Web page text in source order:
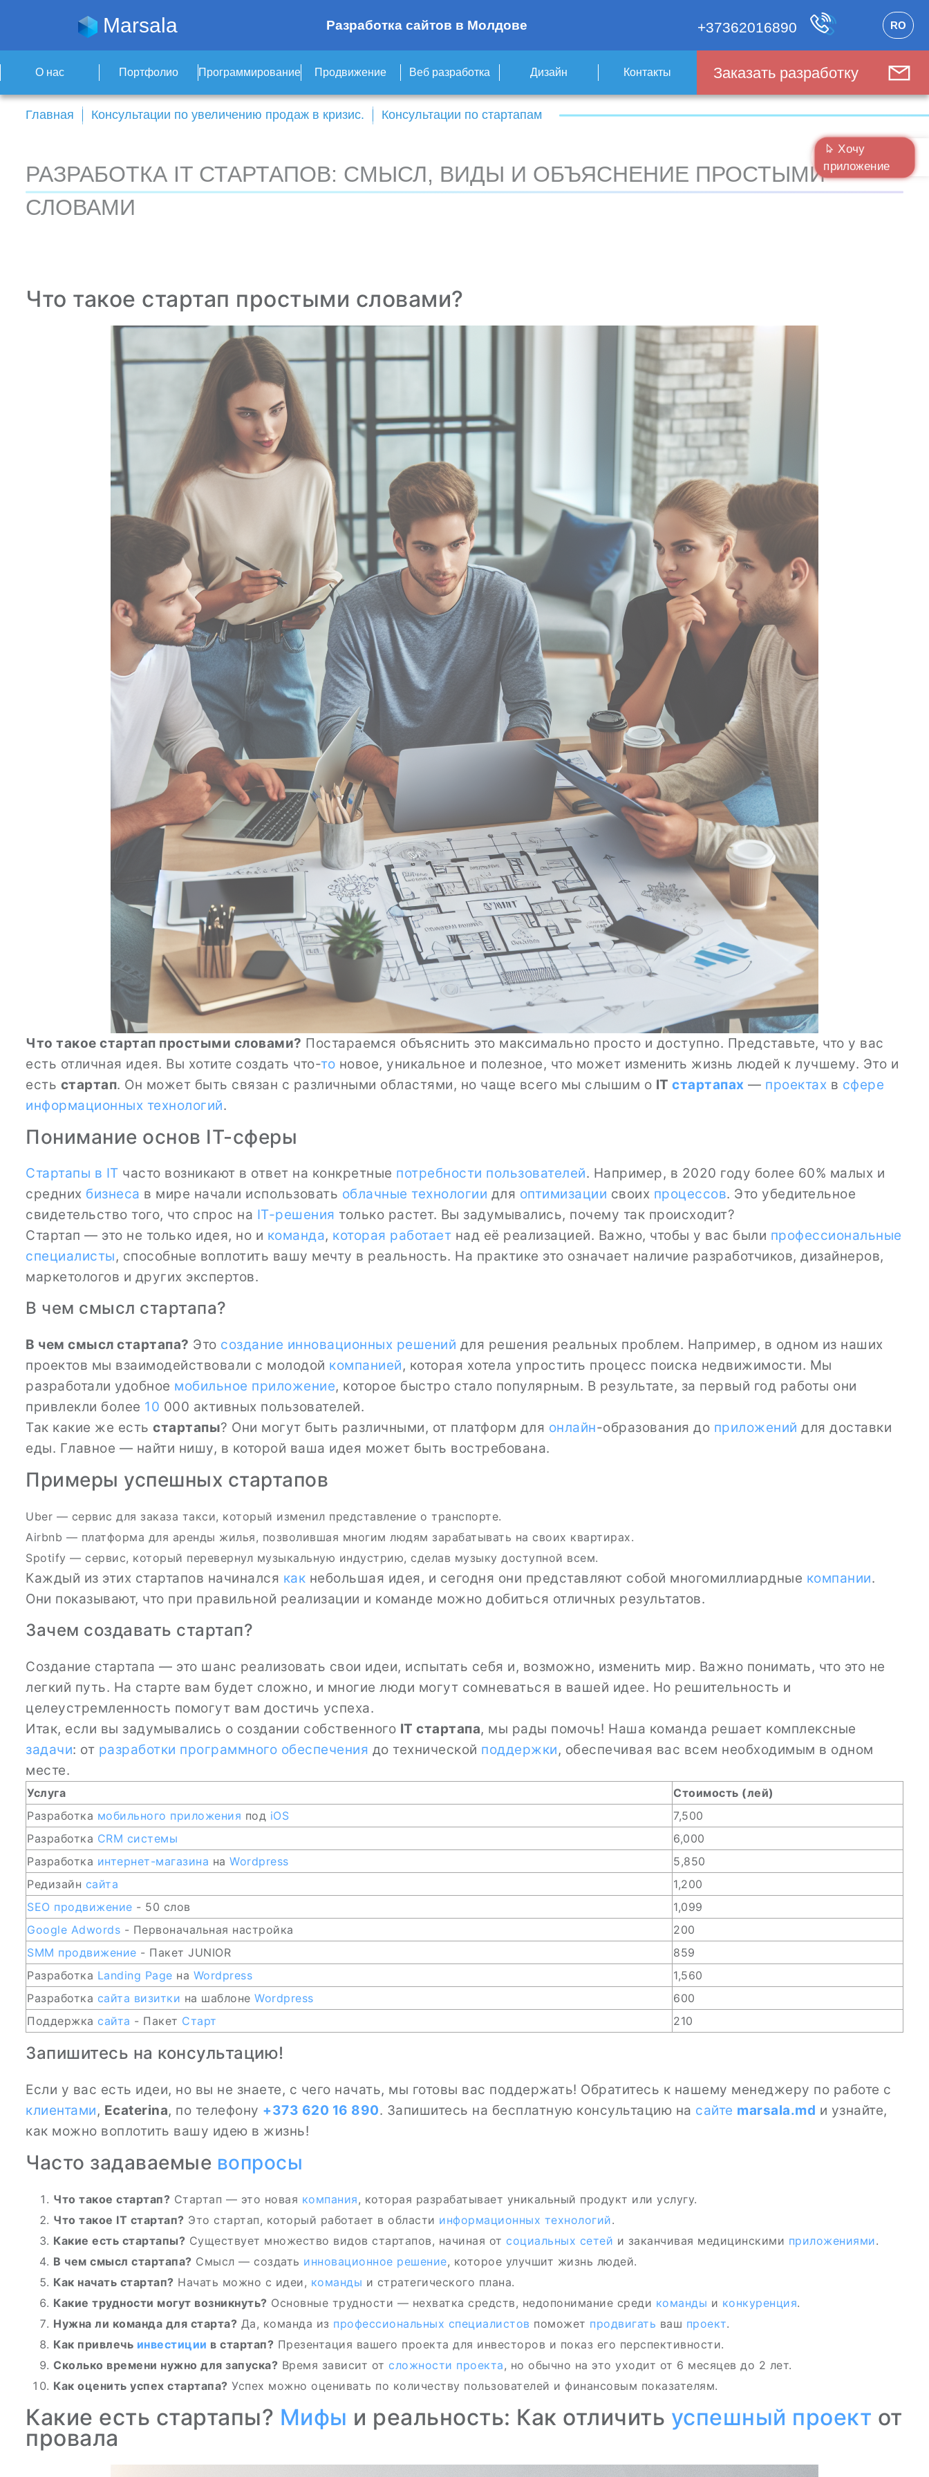
Marsala Разработка сайтов в Молдове +37362016890 RO
О нас Портфолио Программирование Продвижение Веб разработка Дизайн Контакты Заказать разработку
Главная Консультации по увеличению продаж в кризис. Консультации по стартапам
РАЗРАБОТКА IT СТАРТАПОВ: СМЫСЛ, ВИДЫ И ОБЪЯСНЕНИЕ ПРОСТЫМИ
СЛОВАМИ
Что такое стартап простыми словами?
Что такое стартап простыми словами? Постараемся объяснить это максимально просто и доступно. Представьте, что у вас
есть отличная идея. Вы хотите создать что-то новое, уникальное и полезное, что может изменить жизнь людей к лучшему. Это и
есть стартап. Он может быть связан с различными областями, но чаще всего мы слышим о IT стартапах — проектах в сфере
информационных технологий.
Понимание основ IT-сферы
Стартапы в IT часто возникают в ответ на конкретные потребности пользователей. Например, в 2020 году более 60% малых и
средних бизнеса в мире начали использовать облачные технологии для оптимизации своих процессов. Это убедительное
свидетельство того, что спрос на IT-решения только растет. Вы задумывались, почему так происходит?
Стартап — это не только идея, но и команда, которая работает над её реализацией. Важно, чтобы у вас были профессиональные
специалисты, способные воплотить вашу мечту в реальность. На практике это означает наличие разработчиков, дизайнеров,
маркетологов и других экспертов.
В чем смысл стартапа?
В чем смысл стартапа? Это создание инновационных решений для решения реальных проблем. Например, в одном из наших
проектов мы взаимодействовали с молодой компанией, которая хотела упростить процесс поиска недвижимости. Мы
разработали удобное мобильное приложение, которое быстро стало популярным. В результате, за первый год работы они
привлекли более 10 000 активных пользователей.
Так какие же есть стартапы? Они могут быть различными, от платформ для онлайн-образования до приложений для доставки
еды. Главное — найти нишу, в которой ваша идея может быть востребована.
Примеры успешных стартапов
Uber — сервис для заказа такси, который изменил представление о транспорте.
Airbnb — платформа для аренды жилья, позволившая многим людям зарабатывать на своих квартирах.
Spotify — сервис, который перевернул музыкальную индустрию, сделав музыку доступной всем.
Каждый из этих стартапов начинался как небольшая идея, и сегодня они представляют собой многомиллиардные компании.
Они показывают, что при правильной реализации и команде можно добиться отличных результатов.
Зачем создавать стартап?
Создание стартапа — это шанс реализовать свои идеи, испытать себя и, возможно, изменить мир. Важно понимать, что это не
легкий путь. На старте вам будет сложно, и многие люди могут сомневаться в вашей идее. Но решительность и
целеустремленность помогут вам достичь успеха.
Итак, если вы задумывались о создании собственного IT стартапа, мы рады помочь! Наша команда решает комплексные
задачи: от разработки программного обеспечения до технической поддержки, обеспечивая вас всем необходимым в одном
месте.
Услуга
Стоимость (лей)
Разработка мобильного приложения под iOS
7,500
Разработка CRM системы
6,000
Разработка интернет-магазина на Wordpress
5,850
Редизайн сайта
1,200
SEO продвижение - 50 слов
1,099
Google Adwords - Первоначальная настройка
200
SMM продвижение - Пакет JUNIOR
859
Разработка Landing Page на Wordpress
1,560
Разработка сайта визитки на шаблоне Wordpress
600
Поддержка сайта - Пакет Старт 210
Запишитесь на консультацию!
Если у вас есть идеи, но вы не знаете, с чего начать, мы готовы вас поддержать! Обратитесь к нашему менеджеру по работе с
клиентами, Ecaterina, по телефону +373 620 16 890. Запишитесь на бесплатную консультацию на сайте marsala.md и узнайте,
как можно воплотить вашу идею в жизнь!
Часто задаваемые вопросы
Что такое стартап? Стартап — это новая компания, которая разрабатывает уникальный продукт или услугу.
Что такое IT стартап? Это стартап, который работает в области информационных технологий.
Какие есть стартапы? Существует множество видов стартапов, начиная от социальных сетей и заканчивая медицинскими приложениями.
В чем смысл стартапа? Смысл — создать инновационное решение, которое улучшит жизнь людей.
Как начать стартап? Начать можно с идеи, команды и стратегического плана.
Какие трудности могут возникнуть? Основные трудности — нехватка средств, недопонимание среди команды и конкуренция.
Нужна ли команда для старта? Да, команда из профессиональных специалистов поможет продвигать ваш проект.
Как привлечь инвестиции в стартап? Презентация вашего проекта для инвесторов и показ его перспективности.
Сколько времени нужно для запуска? Время зависит от сложности проекта, но обычно на это уходит от 6 месяцев до 2 лет.
Как оценить успех стартапа? Успех можно оценивать по количеству пользователей и финансовым показателям.
Какие есть стартапы? Мифы и реальность: Как отличить успешный проект от
провала
Хочу
приложение